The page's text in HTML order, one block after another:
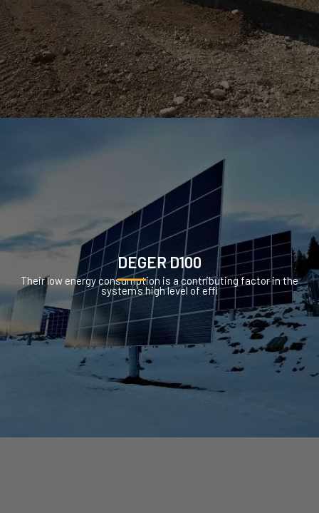
DEGER D100
Their low energy consumption is a contributing factor in the
system’s high level of effi